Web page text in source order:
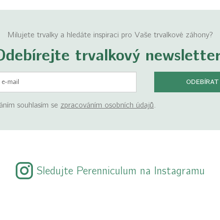
Milujete trvalky a hledáte inspiraci pro Vaše trvalkové záhony?
trvalkový
ODEBÍRAT
souhlasím se zpracováním osobních údajů.
Sledujte Perenniculum na Instagramu